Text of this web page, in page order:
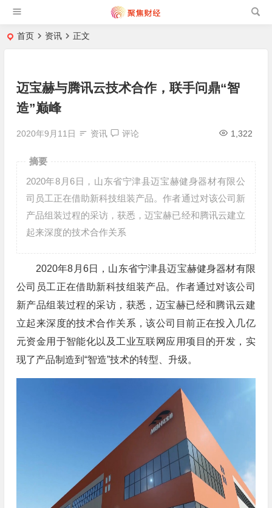
首页 资讯 正文
迈宝赫与腾讯云技术合作，联手问鼎“智
造”巅峰
2020年9月11日 资讯 评论 1,322
摘要
2020年8月6日，山东省宁津县迈宝赫健身器材有限公
司员工正在借助新科技组装产品。作者通过对该公司新
产品组装过程的采访，获悉，迈宝赫已经和腾讯云建立
起来深度的技术合作关系
2020年8月6日，山东省宁津县迈宝赫健身器材有限
公司员工正在借助新科技组装产品。作者通过对该公司
新产品组装过程的采访，获悉，迈宝赫已经和腾讯云建
立起来深度的技术合作关系，该公司目前正在投入几亿
元资金用于智能化以及工业互联网应用项目的开发，实
现了产品制造到“智造”技术的转型、升级。